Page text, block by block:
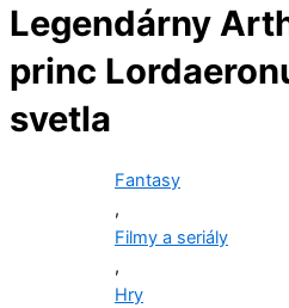
Legendárny
princ
svetla
Fantasy
,
Filmy a seriály
,
Hry